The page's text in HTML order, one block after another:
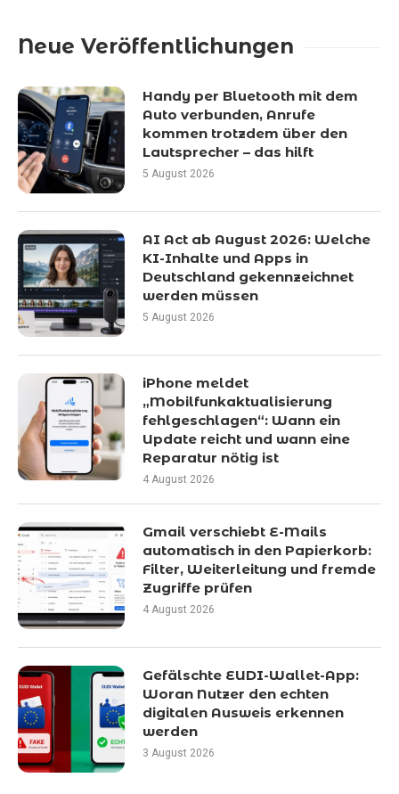
Neue Veröffentlichungen
Handy per Bluetooth mit dem
Auto verbunden, Anrufe
kommen trotzdem über den
Lautsprecher – das hilft
5 August 2026
AI Act ab August 2026: Welche
KI-Inhalte und Apps in
Deutschland gekennzeichnet
werden müssen
5 August 2026
iPhone meldet
„Mobilfunkaktualisierung
fehlgeschlagen“: Wann ein
Update reicht und wann eine
Reparatur nötig ist
4 August 2026
Gmail verschiebt E-Mails
automatisch in den Papierkorb:
Filter, Weiterleitung und fremde
Zugriffe prüfen
4 August 2026
Gefälschte EUDI-Wallet-App:
Woran Nutzer den echten
digitalen Ausweis erkennen
werden
3 August 2026